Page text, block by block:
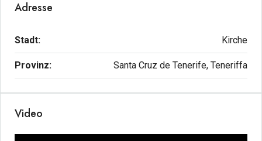
Adresse
Stadt: Kirche
Provinz: Santa Cruz de Tenerife, Teneriffa
Video